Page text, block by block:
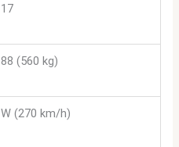
17
88 (560 kg)
W (270 km/h)